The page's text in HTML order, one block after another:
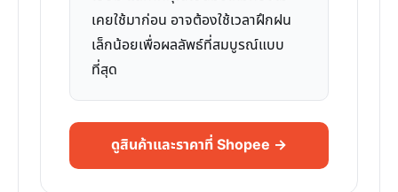
เคยใช้มาก่อน อาจต้องใช้เวลาฝึกฝน
เล็กน้อยเพื่อผลลัพธ์ที่สมบูรณ์แบบ
ที่สุด
ดูสินค้าและราคาที่ Shopee →